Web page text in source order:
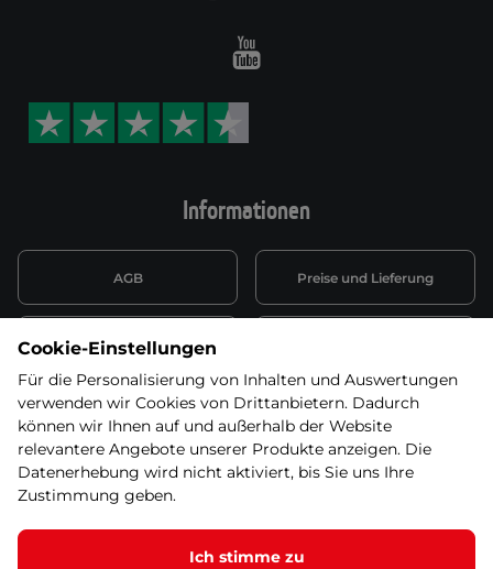
Informationen
AGB Preise und Lieferung
Datenschutzerklärung
Wiederufsbelehrung mit Link
zum Formular
Batterieentsorgung
Informationen zu Elektro-
und Elektonikgeräten
Widerruf erklären
Youtube
Cookie-Einstellungen
Für die Personalisierung von Inhalten und Auswertungen
verwenden wir Cookies von Drittanbietern. Dadurch
können wir Ihnen auf und außerhalb der Website
relevantere Angebote unserer Produkte anzeigen. Die
Datenerhebung wird nicht aktiviert, bis Sie uns Ihre
Zustimmung geben.
Ich stimme zu